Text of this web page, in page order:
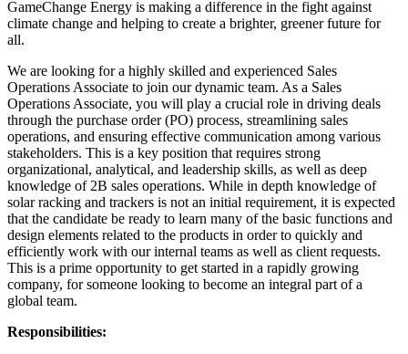
GameChange Energy is making a difference in the fight against
climate change and helping to create a brighter, greener future for
all.
We are looking for a highly skilled and experienced Sales
Operations Associate to join our dynamic team. As a Sales
Operations Associate, you will play a crucial role in driving deals
through the purchase order (PO) process, streamlining sales
operations, and ensuring effective communication among various
stakeholders. This is a key position that requires strong
organizational, analytical, and leadership skills, as well as deep
knowledge of 2B sales operations. While in depth knowledge of
solar racking and trackers is not an initial requirement, it is expected
that the candidate be ready to learn many of the basic functions and
design elements related to the products in order to quickly and
efficiently work with our internal teams as well as client requests.
This is a prime opportunity to get started in a rapidly growing
company, for someone looking to become an integral part of a
global team.
Responsibilities: